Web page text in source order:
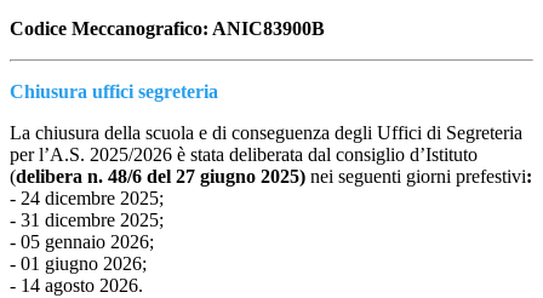
Codice Meccanografico: ANIC83900B
Chiusura uffici segreteria
La chiusura della scuola e di conseguenza degli Uffici di Segreteria
per l’A.S. 2025/2026 è stata deliberata dal consiglio d’Istituto
(delibera n. 48/6 del 27 giugno 2025) nei seguenti giorni prefestivi:
- 24 dicembre 2025;
- 31 dicembre 2025;
- 05 gennaio 2026;
- 01 giugno 2026;
- 14 agosto 2026.